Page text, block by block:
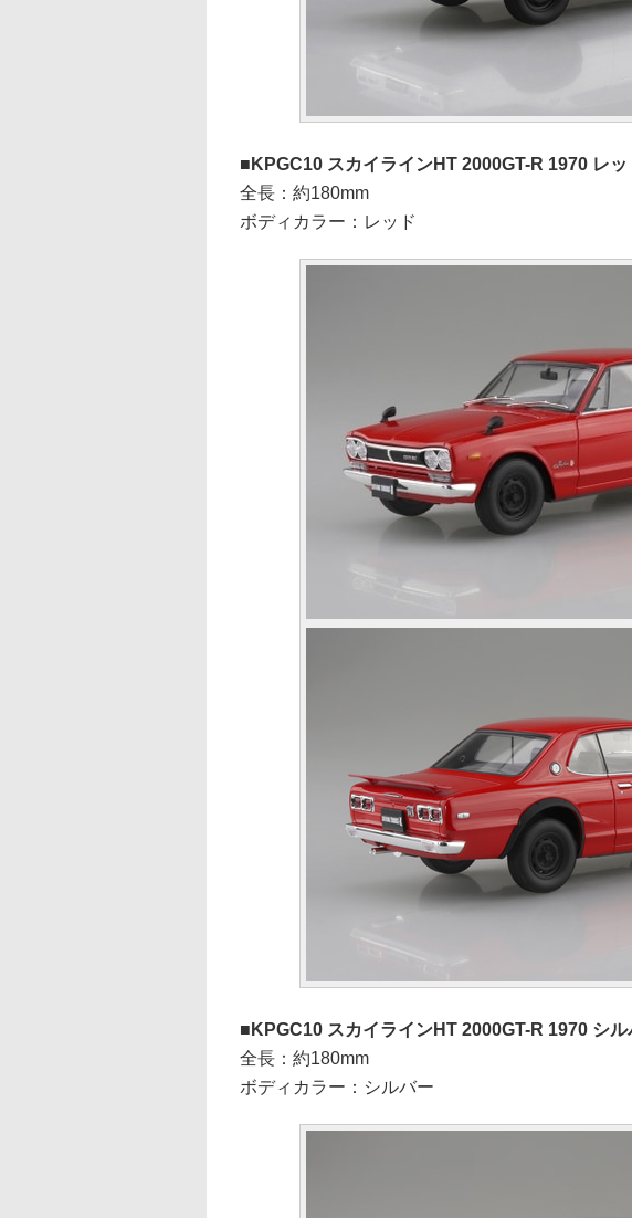
KPGC10 スカイラインHT 2000GT-R 1970 レッ
全長：約180mm
ボディカラー：レッド
KPGC10 スカイラインHT 2000GT-R 1970 シル
全長：約180mm
ボディカラー：シルバー